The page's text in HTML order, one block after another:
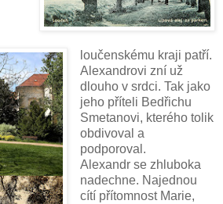
loučenskému kraji patří.
Alexandrovi zní už
dlouho v srdci. Tak jako
jeho příteli Bedřichu
Smetanovi, kterého tolik
obdivoval a
podporoval.
Alexandr se zhluboka
nadechne. Najednou
cítí přítomnost Marie,